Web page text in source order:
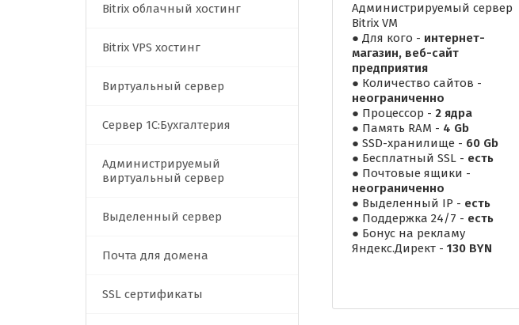
Bitrix облачный хостинг
Bitrix VPS хостинг
Виртуальный сервер
Сервер 1C:Бухгалтерия
Администрируемый
виртуальный сервер
Выделенный сервер
Почта для домена
SSL сертификаты
Администрируемый сервер
Bitrix VM
● Для кого - интернет-
магазин, веб-сайт
предприятия
● Количество сайтов -
неограниченно
● Процессор - 2 ядра
● Память RAM - 4 Gb
● SSD-хранилище - 60 Gb
● Бесплатный SSL - есть
● Почтовые ящики -
неограниченно
● Выделенный IP - есть
● Поддержка 24/7 - есть
● Бонус на рекламу
Яндекс.Директ - 130 BYN